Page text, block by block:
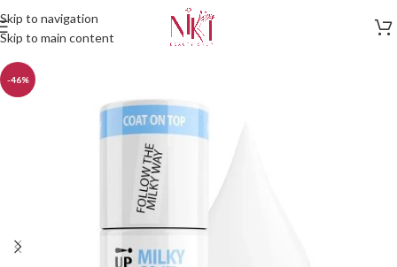
Skip to navigation
Skip to main content
-46%